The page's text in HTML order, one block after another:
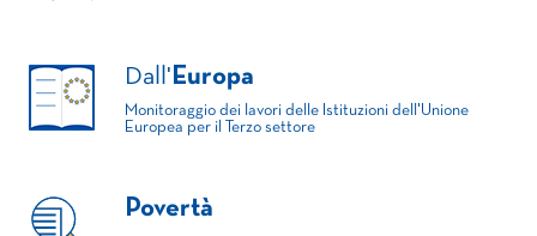
Dall' Europa
Monitoraggio dei lavori delle Istituzioni dell'Unione
Europea per il Terzo settore
Povertà